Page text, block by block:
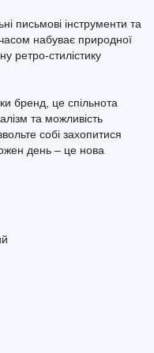
письмові інструменти та
набуває природної
ретро-стилістику
бренд, це спільнота
та можливість
собі захопитися
день – це нова